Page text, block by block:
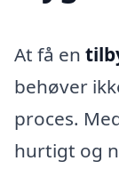
At få en
behøver
proces.
hurtigt og